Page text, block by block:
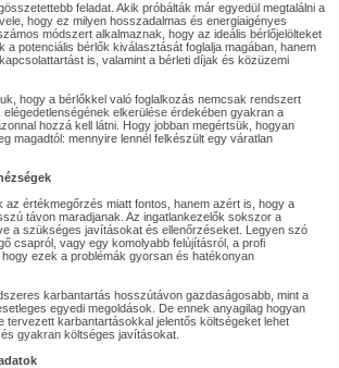
feladat. Akik próbálták már egyedül megtalálni a
hogy ez milyen hosszadalmas és energiaigényes
módszert alkalmaznak, hogy az ideális bérlőjelölteket
a potenciális bérlők kiválasztását foglalja magában, hanem
is, valamint a bérleti díjak és közüzemi
hogy a bérlőkkel való foglalkozás nemcsak rendszert
elégedetlenségének elkerülése érdekében gyakran a
hozzá kell látni. Hogy jobban megértsük, hogyan
magadtól: mennyire lennél felkészült egy váratlan
az értékmegőrzés miatt fontos, hanem azért is, hogy a
távon maradjanak. Az ingatlankezelők sokszor a
a szükséges javításokat és ellenőrzéseket. Legyen szó
csapról, vagy egy komolyabb felújításról, a profi
ezek a problémák gyorsan és hatékonyan
karbantartás hosszútávon gazdaságosabb, mint a
egyedi megoldások. De ennek anyagilag hogyan
tervezett karbantartásokkal jelentős költségeket lehet
gyakran költséges javításokat.